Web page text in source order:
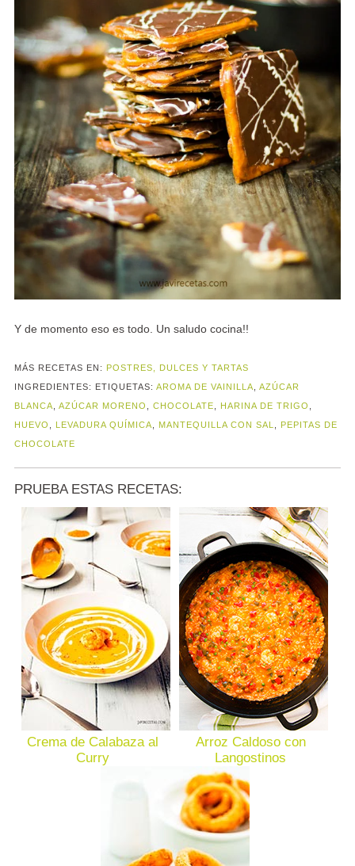
Y de momento eso es todo. Un saludo cocina!!
MÁS RECETAS EN:
POSTRES, DULCES Y TARTAS
INGREDIENTES:
ETIQUETAS: AROMA DE VAINILLA
AZÚCAR
BLANCA
AZÚCAR MORENO CHOCOLATE HARINA DE TRIGO
HUEVO
LEVADURA QUÍMICA MANTEQUILLA CON SAL
PEPITAS DE
CHOCOLATE
PRUEBA ESTAS RECETAS:
Crema de Calabaza al
Curry
Arroz Caldoso con
Langostinos